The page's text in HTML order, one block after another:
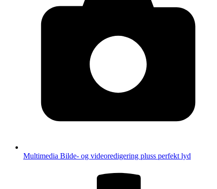
Multimedia Bilde- og videoredigering pluss perfekt lyd